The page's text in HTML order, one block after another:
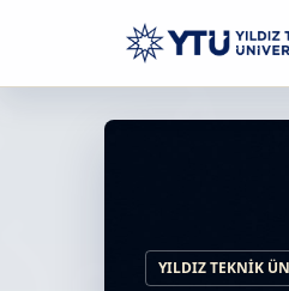
YILDIZ TEKNIK